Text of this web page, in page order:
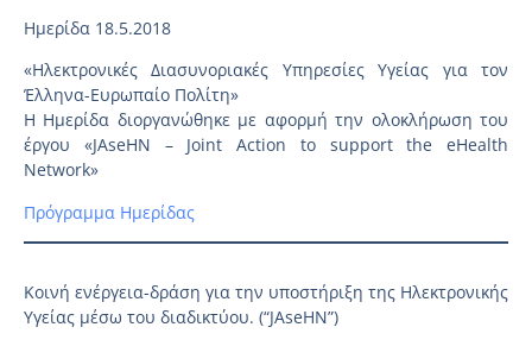
Ημερίδα 18.5.2018
«Ηλεκτρονικές Διασυνοριακές Υπηρεσίες Υγείας για τον
Έλληνα-Ευρωπαίο Πολίτη»
Η Ημερίδα διοργανώθηκε με αφορμή την ολοκλήρωση του
έργου «JAseHN – Joint Action to support the eHealth
Network»
Πρόγραμμα Ημερίδας
Κοινή ενέργεια-δράση για την υποστήριξη της Ηλεκτρονικής
Υγείας μέσω του διαδικτύου. (“JAseHN”)